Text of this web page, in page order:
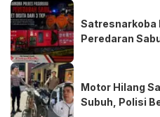
Satresnarkoba
Peredaran
Motor Hilang
Subuh, Polisi